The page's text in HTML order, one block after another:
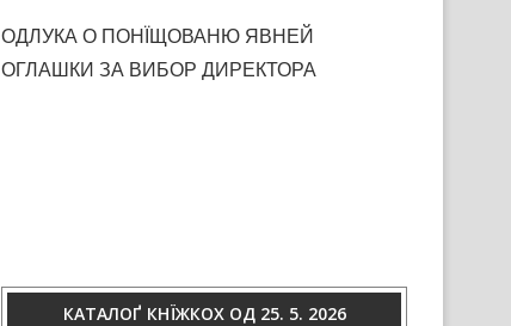
ОДЛУКА О ПОНЇЩОВАНЮ ЯВНЕЙ
ОГЛАШКИ ЗА ВИБОР ДИРЕКТОРА
КАТАЛОҐ КНЇЖКОХ ОД 25. 5. 2026